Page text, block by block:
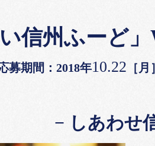
信州ふーど
募期間：2018年10.22 ［
しあわせ